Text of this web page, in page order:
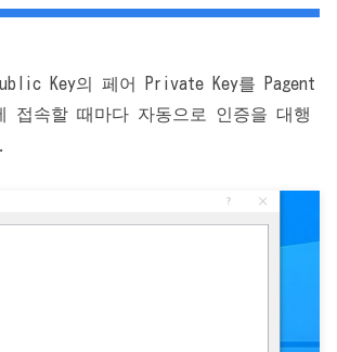
Key의 페어 Private Key를 Pagent
접속할 때마다 자동으로 인증을 대행